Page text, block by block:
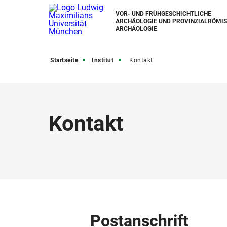
VOR- UND FRÜHGESCHICHTLICHE
ARCHÄOLOGIE UND
ARCHÄOLOGIE
Startseite Institut Kontakt
Kontakt
Postanschrift